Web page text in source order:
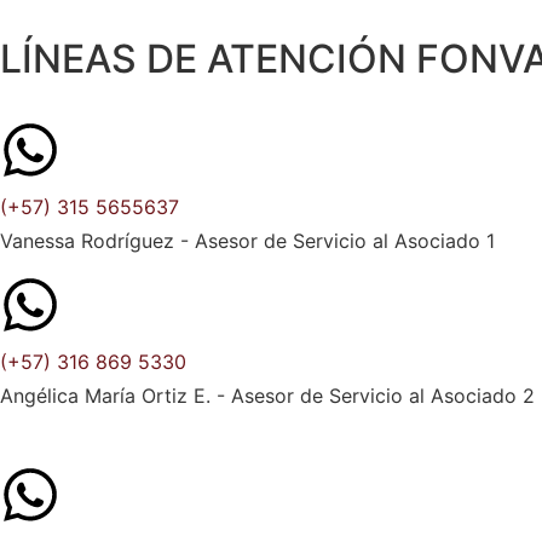
LÍNEAS DE ATENCIÓN
(+57) 315 5655637
Vanessa Rodríguez - Asesor de Servicio al Asociado 1
(+57) 316 869 5330
Angélica María Ortiz E. - Asesor de Servicio al Asociado 2